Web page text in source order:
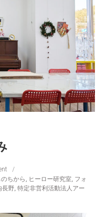
ちから , ヒーロー研究室, フォ
長野,特定非営利活動法人アー